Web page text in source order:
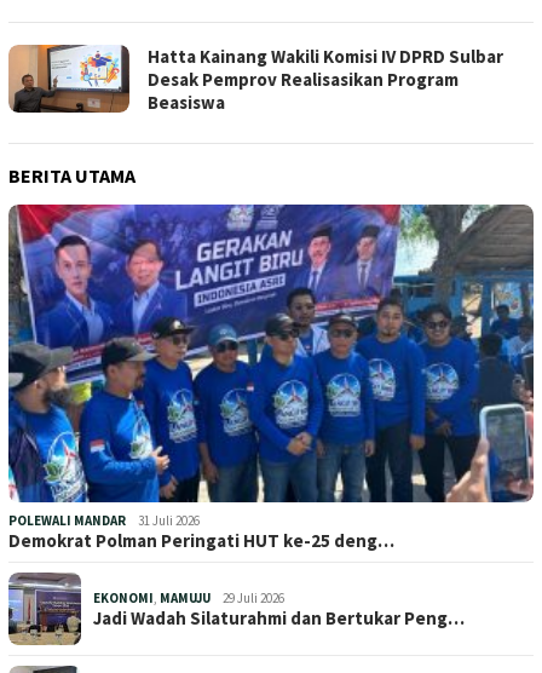
Hatta Kainang Wakili Komisi IV DPRD Sulbar
Desak Pemprov Realisasikan Program
Beasiswa
BERITA UTAMA
POLEWALI MANDAR 31 Juli 2026
Demokrat Polman Peringati HUT ke-25 deng…
EKONOMI, MAMUJU 29 Juli 2026
Jadi Wadah Silaturahmi dan Bertukar Peng…